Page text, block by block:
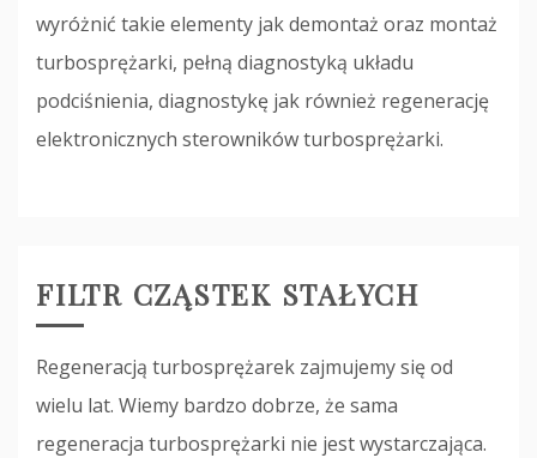
wyróżnić takie elementy jak demontaż oraz montaż
turbosprężarki, pełną diagnostyką układu
podciśnienia, diagnostykę jak również regenerację
elektronicznych sterowników turbosprężarki.
FILTR CZĄSTEK STAŁYCH
Regeneracją turbosprężarek zajmujemy się od
wielu lat. Wiemy bardzo dobrze, że sama
regeneracja turbosprężarki nie jest wystarczająca.